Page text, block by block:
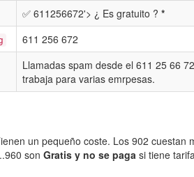
✅ 611256672'> ¿ Es gratuito ? *
611 256 672
Llamadas spam desde el 611 25 66
trabaja para varias emrpesas.
un pequeño coste. Los 902 cuestan
son Gratis y no se paga si tiene